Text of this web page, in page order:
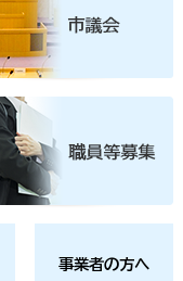
事業者の方へ